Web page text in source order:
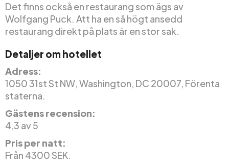
Det finns också en restaurang som ägs av
Wolfgang Puck. Att ha en så högt ansedd
restaurang direkt på plats är en stor sak.
Detaljer om hotellet
Adress:
1050 31st St NW, Washington, DC 20007, Förenta
staterna.
Gästens recension:
4,3 av 5
Pris per natt:
Från 4300 SEK.